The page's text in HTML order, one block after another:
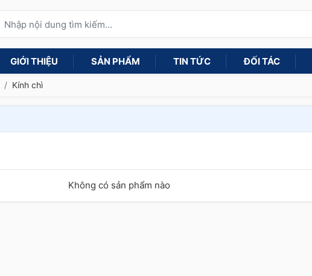
GIỚI THIỆU SẢN PHẨM TIN TỨC ĐỐI TÁC
Kính chì
Không có sản phẩm nào